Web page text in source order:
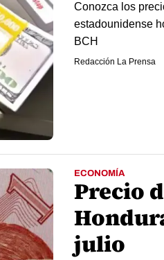
Conozca los
estadounidense
BCH
Redacción La Prensa
ECONOMÍA
Precio
julio